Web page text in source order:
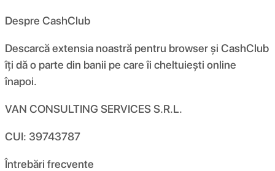
Despre CashClub
Descarcă extensia noastră pentru browser și CashClub
îți dă o parte din banii pe care îi cheltuiești online
înapoi.
VAN CONSULTING SERVICES S.R.L.
CUI: 39743787
Întrebări frecvente